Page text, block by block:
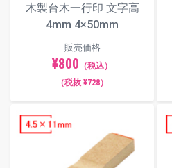
木製台木一行印 文字高
4mm 4×50mm
販売価格
¥800 （税込）
（税抜 ¥728）